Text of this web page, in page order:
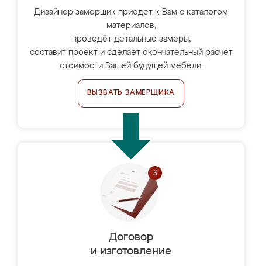
Дизайнер-замерщик приедет к Вам с каталогом
материалов,
проведёт детальные замеры,
составит проект и сделает окончательный расчёт
стоимости Вашей будущей мебели.
ВЫЗВАТЬ ЗАМЕРЩИКА
Договор
и изготовление